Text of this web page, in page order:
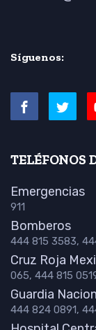
Síguenos:
TELÉFONOS
Emergencias
911
Bomberos
444 815 3583,
Cruz Roja
065, 444 815
Guardia
444 824 0891,